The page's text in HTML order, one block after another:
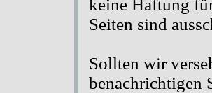
keine Haftung
Seiten sind
Sollten wir
benachrichtigen